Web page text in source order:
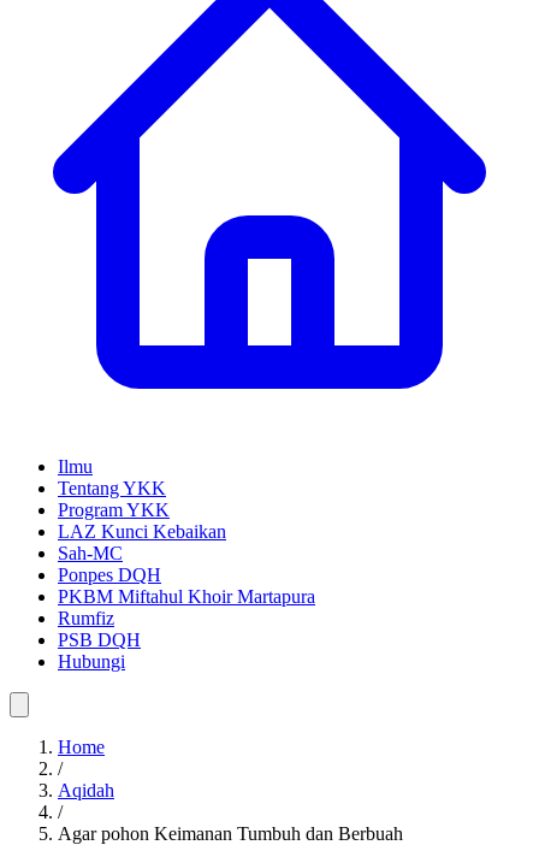
Ilmu
Tentang YKK
Program YKK
LAZ Kunci Kebaikan
Sah-MC
Ponpes DQH
PKBM Miftahul Khoir Martapura
Rumfiz
PSB DQH
Home
/
Aqidah
/